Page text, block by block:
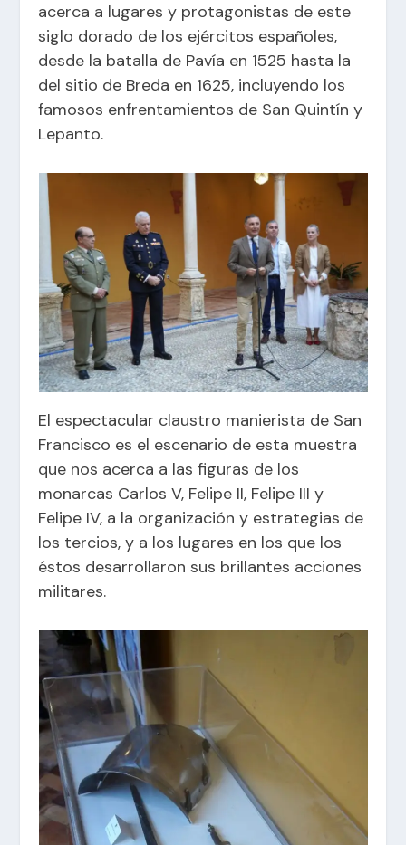
acerca a lugares y protagonistas de este
siglo dorado de los ejércitos españoles,
desde la batalla de Pavía en 1525 hasta la
del sitio de Breda en 1625, incluyendo los
famosos enfrentamientos de San Quintín y
Lepanto.
El espectacular claustro manierista de San
Francisco es el escenario de esta muestra
que nos acerca a las figuras de los
monarcas Carlos V, Felipe II, Felipe III y
Felipe IV, a la organización y estrategias de
los tercios, y a los lugares en los que los
éstos desarrollaron sus brillantes acciones
militares.